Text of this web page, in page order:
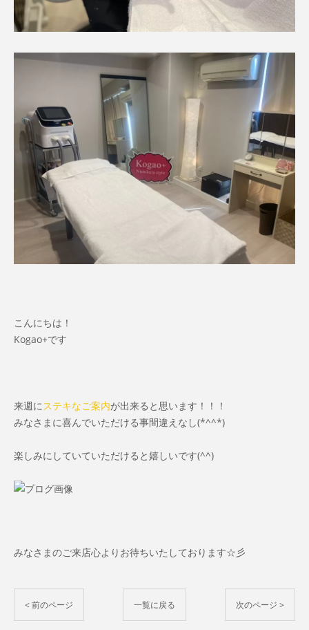
こんにちは！
Kogao+です
来週にステキなご案内が出来ると思います！！！
みなさまに喜んでいただける事間違えなし(*^^*)
楽しみにしていていただけると嬉しいです(^^)
みなさまのご来店心よりお待ちいたしております☆彡
< 前のページ 一覧に戻る 次のページ >